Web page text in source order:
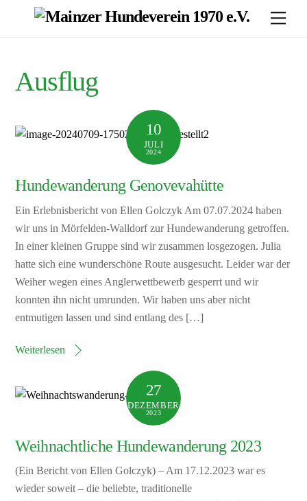
Ausflug
10
JULI
2024
Hundewanderung Genovevahütte
Ein Erlebnisbericht von Ellen Golczyk Am 07.07.2024 haben
wir uns in Mörfelden-Walldorf zur Hundewanderung getroffen.
In einer kleinen Gruppe sind wir zusammen losgezogen. Julia
hatte sich eine wunderschöne Route ausgesucht. Leider war der
Weiher wegen eines Anglerwettbewerb gesperrt und wir
konnten ihn nicht umrunden. Wir haben uns aber nicht
entmutigen lassen und sind entlang des […]
Weiterlesen
27
DEZEMBER
2023
Weihnachtliche Hundewanderung 2023
(Ein Bericht von Ellen Golczyk) – Am 17.12.2023 war es
wieder soweit – die beliebte, traditionelle